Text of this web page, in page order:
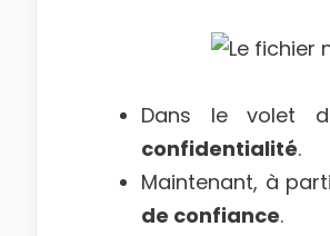
Dans le volet
confidentialité.
Maintenant, à
de confiance.